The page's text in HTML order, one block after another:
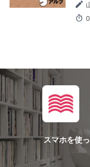
スマホを使